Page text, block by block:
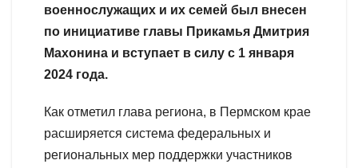
военнослужащих и их семей был внесен
по инициативе главы Прикамья Дмитрия
Махонина и вступает в силу с 1 января
2024 года.
Как отметил глава региона, в Пермском крае
расширяется система федеральных и
региональных мер поддержки участников